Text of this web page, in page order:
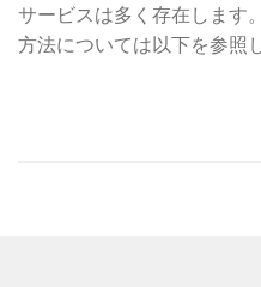
サービスは多く存在します
方法については以下を参照